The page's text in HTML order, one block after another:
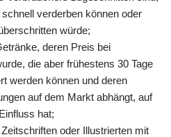
verderben können oder
würde;
deren Preis bei
die aber frühestens 30 Tage
werden können und deren
auf dem Markt abhängt, auf
hat;
oder Illustrierten mit